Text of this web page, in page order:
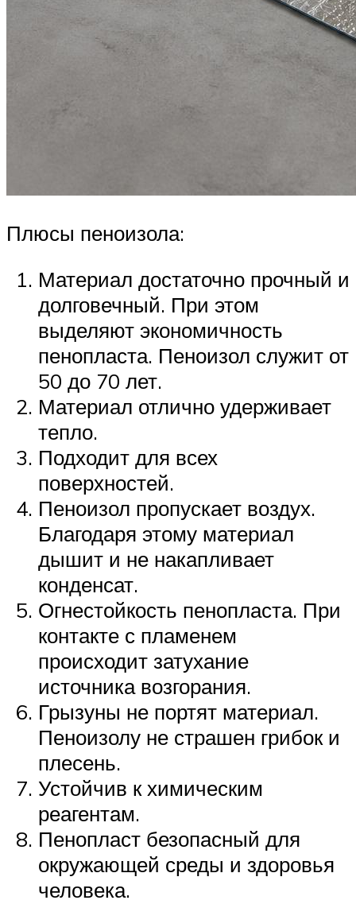
Плюсы пеноизола:
Материал достаточно прочный и
долговечный. При этом
выделяют экономичность
пенопласта. Пеноизол служит от
50 до 70 лет.
Материал отлично удерживает
тепло.
Подходит для всех
поверхностей.
Пеноизол пропускает воздух.
Благодаря этому материал
дышит и не накапливает
конденсат.
Огнестойкость пенопласта. При
контакте с пламенем
происходит затухание
источника возгорания.
Грызуны не портят материал.
Пеноизолу не страшен грибок и
плесень.
Устойчив к химическим
реагентам.
Пенопласт безопасный для
окружающей среды и здоровья
человека.